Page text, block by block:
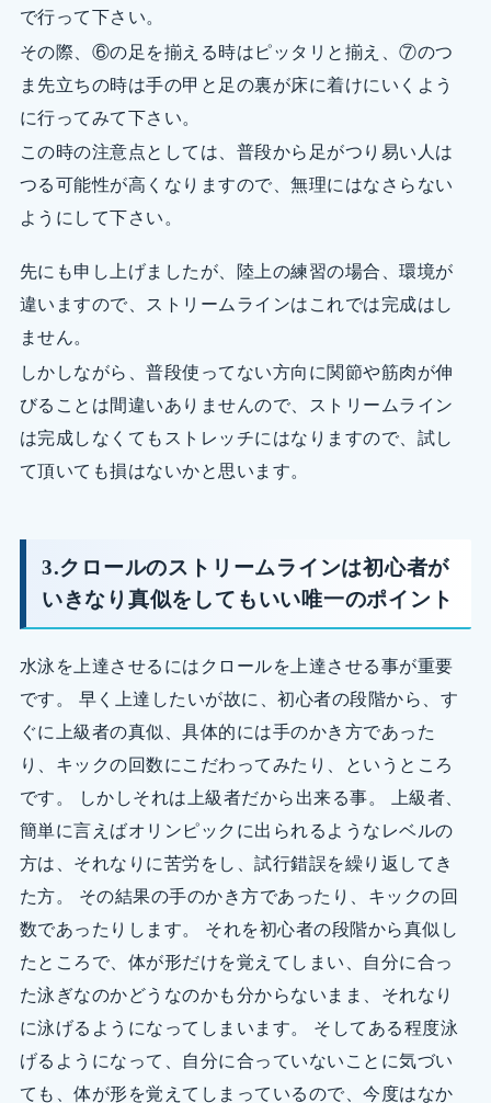
で行って下さい。
その際、⑥の足を揃える時はピッタリと揃え、⑦のつ
ま先立ちの時は手の甲と足の裏が床に着けにいくよう
に行ってみて下さい。
この時の注意点としては、普段から足がつり易い人は
つる可能性が高くなりますので、無理にはなさらない
ようにして下さい。
先にも申し上げましたが、陸上の練習の場合、環境が
違いますので、ストリームラインはこれでは完成はし
ません。
しかしながら、普段使ってない方向に関節や筋肉が伸
びることは間違いありませんので、ストリームライン
は完成しなくてもストレッチにはなりますので、試し
て頂いても損はないかと思います。
3.クロールのストリームラインは初心者が
いきなり真似をしてもいい唯一のポイント
水泳を上達させるにはクロールを上達させる事が重要
です。 早く上達したいが故に、初心者の段階から、す
ぐに上級者の真似、具体的には手のかき方であった
り、キックの回数にこだわってみたり、というところ
です。 しかしそれは上級者だから出来る事。 上級者、
簡単に言えばオリンピックに出られるようなレベルの
方は、それなりに苦労をし、試行錯誤を繰り返してき
た方。 その結果の手のかき方であったり、キックの回
数であったりします。 それを初心者の段階から真似し
たところで、体が形だけを覚えてしまい、自分に合っ
た泳ぎなのかどうなのかも分からないまま、それなり
に泳げるようになってしまいます。 そしてある程度泳
げるようになって、自分に合っていないことに気づい
ても、体が形を覚えてしまっているので、今度はなか